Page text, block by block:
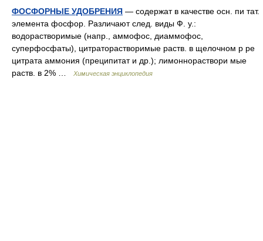
ФОСФОРНЫЕ УДОБРЕНИЯ — содержат в качестве осн. пи тат.
элемента фосфор. Различают след. виды Ф. у.:
водорастворимые (напр., аммофос, диаммофос,
суперфосфаты), цитраторастворимые раств. в щелочном р ре
цитрата аммония (преципитат и др.); лимоннораствори мые
раств. в 2% …
Химическая энциклопедия